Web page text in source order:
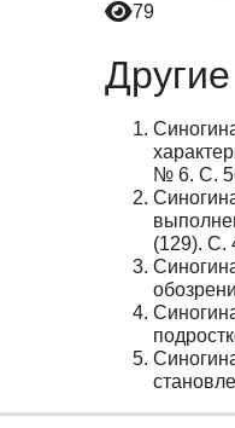
79
№ 6. С.
(129). С.